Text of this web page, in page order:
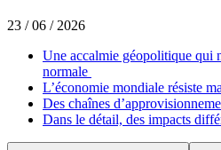
23 / 06 / 2026
Une accalmie géopolitique qui
normale
L’économie mondiale résiste
Des chaînes
Dans le détail, des impacts